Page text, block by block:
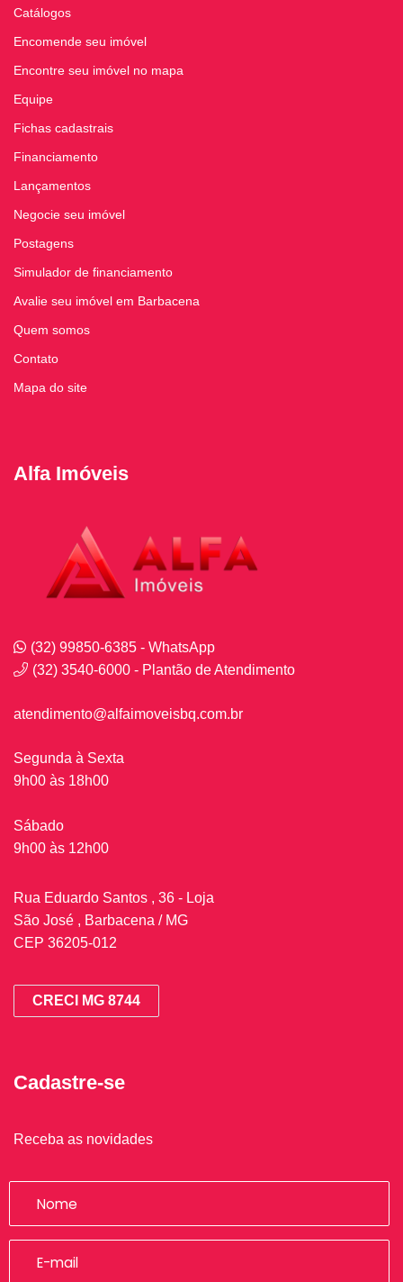
Catálogos
Encomende seu imóvel
Encontre seu imóvel no mapa
Equipe
Fichas cadastrais
Financiamento
Lançamentos
Negocie seu imóvel
Postagens
Simulador de financiamento
Avalie seu imóvel em Barbacena
Quem somos
Contato
Mapa do site
Alfa Imóveis
(32) 99850-6385 - WhatsApp
(32) 3540-6000 - Plantão de Atendimento
atendimento@alfaimoveisbq.com.br
Segunda à Sexta
9h00 às 18h00
Sábado
9h00 às 12h00
Rua Eduardo Santos , 36 - Loja
São José , Barbacena / MG
CEP 36205-012
CRECI MG 8744
Cadastre-se
Receba as novidades